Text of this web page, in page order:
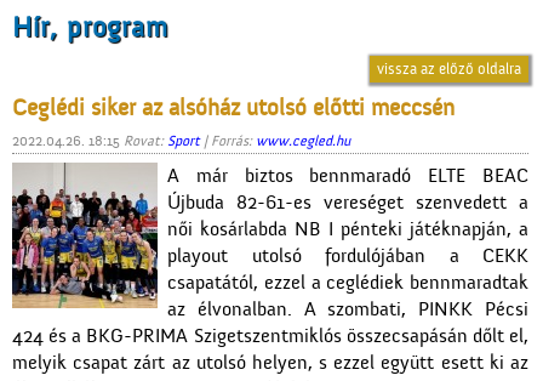
Hír, program
vissza az előző oldalra
Ceglédi siker az alsóház utolsó előtti meccsén
2022.04.26. 18:15 Rovat: Sport| Forrás: www.cegled.hu
A már biztos bennmaradó ELTE BEAC
Újbuda 82-61-es vereséget szenvedett a
női kosárlabda NB I pénteki játéknapján, a
playout utolsó fordulójában a CEKK
csapatától, ezzel a ceglédiek bennmaradtak
az élvonalban. A szombati, PINKK Pécsi
424 és a BKG-PRIMA Szigetszentmiklós összecsapásán dőlt el,
melyik csapat zárt az utolsó helyen, s ezzel együtt esett ki az